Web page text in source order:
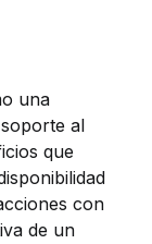
una
al
que
con
de un